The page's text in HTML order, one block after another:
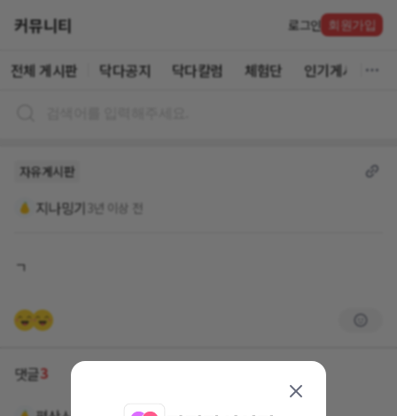
커뮤니티 로그인 회원가입
전체 게시판 닥다공지 닥다칼럼 체험단 인기게시글
자유게시판
지나밍기 3년 이상 전
ㄱ
댓글3